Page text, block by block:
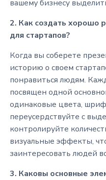
вашему бизнесу
2. Как создать хорошо
для стартапов?
Когда вы соберете
историю о своем
понравиться людям.
посвящен одной
одинаковые цвета,
переусердствуйте с
контролируйте
визуальные эффекты,
заинтересовать людей
3. Каковы основные